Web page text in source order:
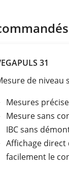
31
de niveau
Mesures
Mesure sans
IBC sans
Affichage
facilement le